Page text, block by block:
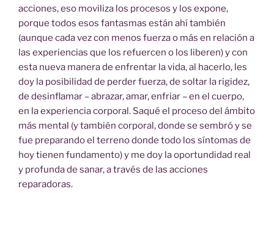
acciones, eso moviliza los procesos y los expone,
porque todos esos fantasmas están ahí también
(aunque cada vez con menos fuerza o más en relación a
las experiencias que los refuercen o los liberen) y con
esta nueva manera de enfrentar la vida, al hacerlo, les
doy la posibilidad de perder fuerza, de soltar la rigidez,
de desinflamar – abrazar, amar, enfriar – en el cuerpo,
en la experiencia corporal. Saqué el proceso del ámbito
más mental (y también corporal, donde se sembró y se
fue preparando el terreno donde todo los síntomas de
hoy tienen fundamento) y me doy la oportundidad real
y profunda de sanar, a través de las acciones
reparadoras.